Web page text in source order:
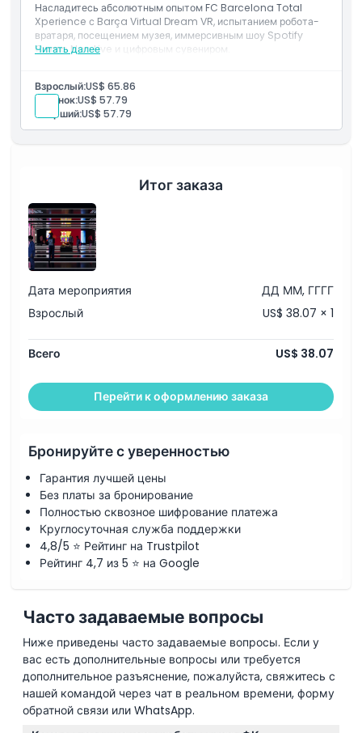
Насладитесь абсолютным опытом FC Barcelona Total
Xperience с Barça Virtual Dream VR, испытанием робота-
вратаря, посещением музея, иммерсивным шоу Spotify
Camp Nou Live и цифровым сувениром.
Читать далее
Взрослый:US$ 65.86
Ребёнок:US$ 57.79
Старший:US$ 57.79
Итог заказа
Дата мероприятия
ДД ММ, ГГГГ
Взрослый
US$ 38.07 × 1
Всего US$ 38.07
Перейти к оформлению заказа
Бронируйте с уверенностью
Гарантия лучшей цены
Без платы за бронирование
Полностью сквозное шифрование платежа
Круглосуточная служба поддержки
4,8/5 ⭐ Рейтинг на Trustpilot
Рейтинг 4,7 из 5 ⭐ на Google
Часто задаваемые вопросы
Ниже приведены часто задаваемые вопросы. Если у
вас есть дополнительные вопросы или требуется
дополнительное разъяснение, пожалуйста, свяжитесь с
нашей командой через чат в реальном времени, форму
обратной связи или WhatsApp.